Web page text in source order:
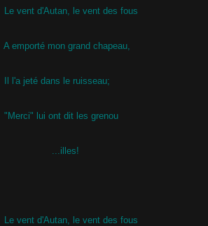
Le vent d'Autan, le vent des fous
A emporté mon grand chapeau,
Il l'a jeté dans le ruisseau;
"Merci" lui ont dit les grenou
...illes!
Le vent d'Autan, le vent des fous